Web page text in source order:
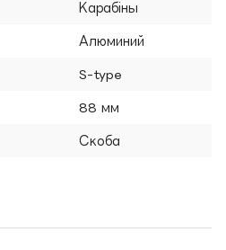
Карабіны
Алюминий
S-type
88 мм
Скоба